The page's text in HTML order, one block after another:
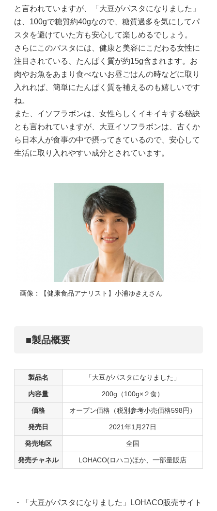
と言われていますが、「大豆がパスタになりました」
は、100gで糖質約40gなので、糖質過多を気にしてパ
スタを避けていた方も安心して楽しめるでしょう。
さらにこのパスタには、健康と美容にこだわる女性に
注目されている、たんぱく質が約15g含まれます。お
肉やお魚をあまり食べないお昼ごはんの時などに取り
入れれば、簡単にたんぱく質を補えるのも嬉しいです
ね。
また、イソフラボンは、女性らしくイキイキする秘訣
とも言われていますが、大豆イソフラボンは、古くか
ら日本人が食事の中で摂ってきているので、安心して
生活に取り入れやすい成分とされています。
画像：【健康食品アナリスト】小浦ゆきえさん
■製品概要
製品名 「大豆がパスタになりました」
内容量 200g（100g×２食）
価格 オープン価格（税別参考小売価格598円）
発売日 2021年1月27日
発売地区 全国
発売チャネル LOHACO(ロハコ)ほか、一部量販店
・「大豆がパスタになりました」LOHACO販売サイト